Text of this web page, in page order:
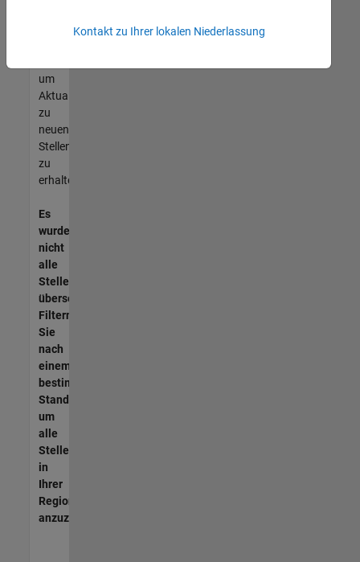
unseres
um
Aktualisierungen
zu
neuen
Stellenangeboten
zu
erhalten.
Es
wurden
nicht
alle
Stellen
übersetzt.
Filtern
Sie
nach
einem
bestimmten
Standort,
um
alle
Stellenangebote
in
Ihrer
Region
anzuzeigen.
Kontakt zu Ihrer lokalen Niederlassung